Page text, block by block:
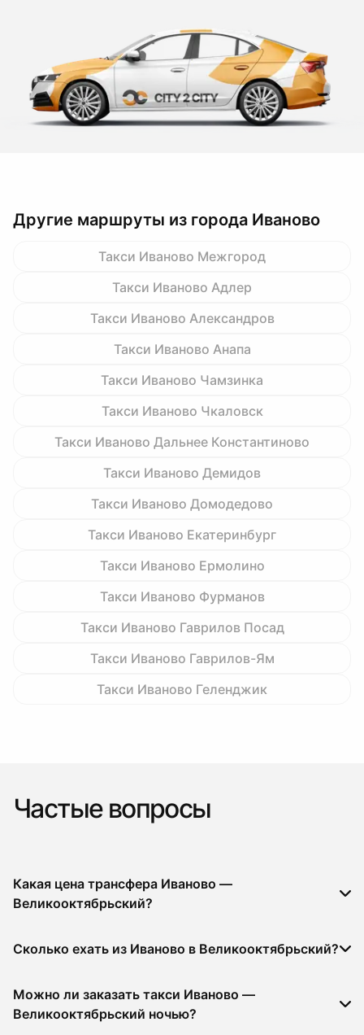
Другие маршруты из города Иваново
Такси Иваново Межгород
Такси Иваново Адлер
Такси Иваново Александров
Такси Иваново Анапа
Такси Иваново Чамзинка
Такси Иваново Чкаловск
Такси Иваново Дальнее Константиново
Такси Иваново Демидов
Такси Иваново Домодедово
Такси Иваново Екатеринбург
Такси Иваново Ермолино
Такси Иваново Фурманов
Такси Иваново Гаврилов Посад
Такси Иваново Гаврилов-Ям
Такси Иваново Геленджик
Частые вопросы
Какая цена трансфера Иваново —
Великооктябрьский?
Сколько ехать из Иваново в Великооктябрьский?
Можно ли заказать такси Иваново —
Великооктябрьский ночью?